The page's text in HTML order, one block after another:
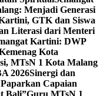
Menjadi Generasi
GTK dan Siswa
Literasi dari Menteri
Kartini: DWP
Kota
MTsN 1 Kota Malang
2026Sinergi dan
Capaian
Bali”Guru MTsN 1